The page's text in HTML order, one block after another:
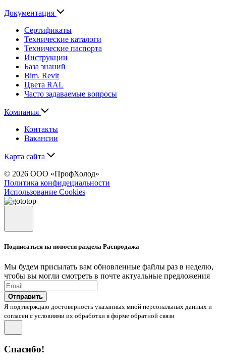
Документация
Сертификаты
Технические каталоги
Технические паспорта
Инструкции
База знаний
Bim. Revit
Цвета RAL
Часто задаваемые вопросы
Компания
Контакты
Вакансии
Карта сайта
© 2026 ООО «ПрофХолод»
Политика конфидециальности
Использование Cookies
Подписаться на новости раздела Распродажа
Мы будем присылать вам обновленные файлы раз в неделю,
чтобы вы могли смотреть в почте актуальные предложения
Отправить
Я подтверждаю достоверность указанных мной персональных данных и
согласен с условиями их обработки в форме обратной связи
Спасибо!